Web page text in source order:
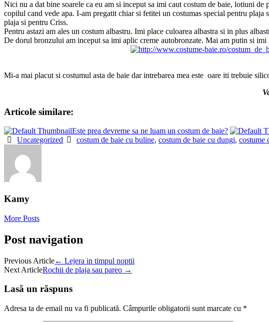
Nici nu a dat bine soarele ca eu am si inceput sa imi caut costum de baie, lotiuni
copilul cand vede apa. I-am pregatit chiar si fetitei un costumas special pentru
plaja si pentru Criss.
Pentru astazi am ales un costum albastru. Imi place culoarea albastra si in plus
De dorul bronzului am inceput sa imi aplic creme autobronzate. Mai am putin si imi
Mi-a mai placut si costumul asta de baie dar intrebarea mea este oare iti trebuie
Articole similare:
Este prea devreme sa ne luam un costum de baie?
Uncategorized
costum de baie cu buline, costum de baie cu dungi, costume
Kamy
More Posts
Post navigation
Previous Article← Lejera in timpul noptii
Next ArticleRochii de plaja sau pareo →
Lasă un răspuns
Adresa ta de email nu va fi publicată. Câmpurile obligatorii sunt marcate cu *